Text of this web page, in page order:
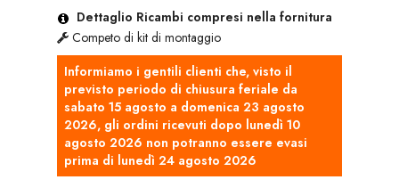
Dettaglio Ricambi compresi nella fornitura
Competo di kit di montaggio
Informiamo i gentili clienti che, visto il
previsto periodo di chiusura feriale da
sabato 15 agosto a domenica 23 agosto
2026, gli ordini ricevuti dopo lunedì 10
agosto 2026 non potranno essere evasi
prima di lunedì 24 agosto 2026